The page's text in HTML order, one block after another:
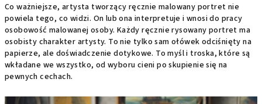
Co ważniejsze, artysta tworzący ręcznie malowany portret nie
powiela tego, co widzi. On lub ona interpretuje i wnosi do pracy
osobowość malowanej osoby. Każdy ręcznie rysowany portret ma
osobisty charakter artysty. To nie tylko sam ołówek odciśnięty na
papierze, ale doświadczenie dotykowe. To myśl i troska, które są
wkładane we wszystko, od wyboru cieni po skupienie się na
pewnych cechach.